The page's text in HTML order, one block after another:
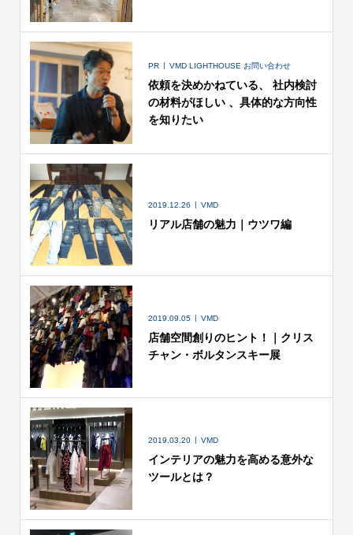
PR VMD LIGHTHOUSE お問い合わせ
依頼を決めかねている、 社内検討
の材料がほしい 、具体的な方向性
を知りたい
2019.12.26 VMD
リアル店舗の魅力｜ウツワ編
2019.09.05 VMD
店舗空間創りのヒント！｜クリス
チャン・ボルタンスキー展
2019.03.20 VMD
インテリアの魅力を高める意外な
ツールとは？